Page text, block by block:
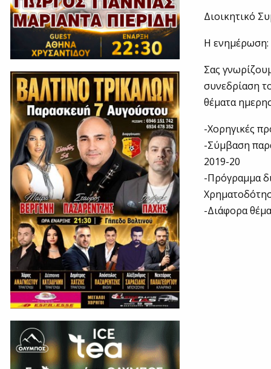
Διοικητικό
H ενημέρωση:
Σας
συνεδρίαση
θέματα
-Χορηγικές
-Σύμβαση
2019-20
-Πρόγραμμα
-Διάφορα